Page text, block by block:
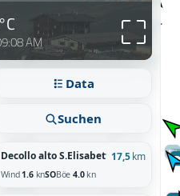
Data
Suchen
Decollo alto S.Elisabetta 1565m
17,5km
Wind1.6knSOBöe 4.0kn